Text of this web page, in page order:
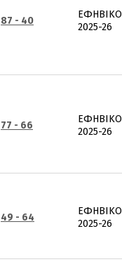
87 - 40
ΕΦΗΒΙΚΟ
2025-26
77 - 66
ΕΦΗΒΙΚΟ
2025-26
49 - 64
ΕΦΗΒΙΚΟ
2025-26